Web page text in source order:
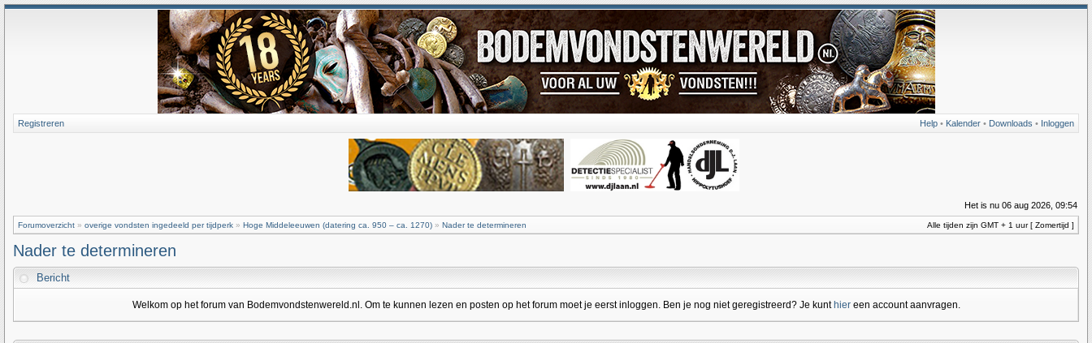
Help • Kalender • Downloads • Inloggen
Registreren
Het is nu 06 aug 2026, 09:54
Forumoverzicht » overige vondsten ingedeeld per tijdperk » Hoge Middeleeuwen (datering ca. 950 – ca. 1270) » Nader te determineren Alle tijden zijn GMT + 1 uur [ Zomertijd ]
Nader te determineren
Bericht
Welkom op het forum van Bodemvondstenwereld.nl. Om te kunnen lezen en posten op het forum moet je eerst inloggen. Ben je nog niet geregistreerd? Je kunt hiereen account aanvragen.